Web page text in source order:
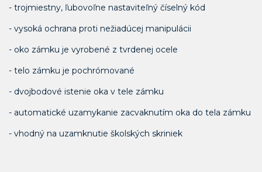
- trojmiestny, ľubovoľne nastaviteľný číselný kód
- vysoká ochrana proti nežiadúcej manipulácii
- oko zámku je vyrobené z tvrdenej ocele
- telo zámku je pochrómované
- dvojbodové istenie oka v tele zámku
- automatické uzamykanie zacvaknutím oka do tela zámku
- vhodný na uzamknutie školských skriniek